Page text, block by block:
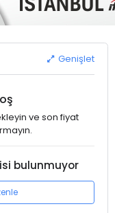
Genişlet
ve son fiyat
bulunmuyor